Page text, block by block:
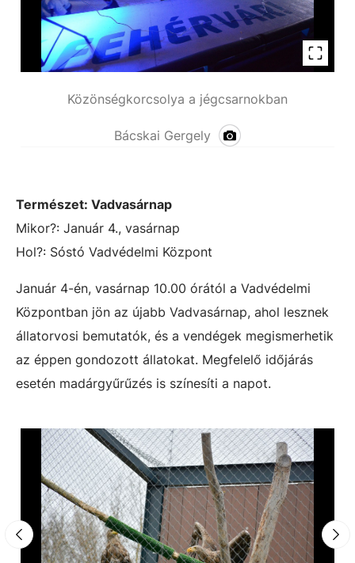
Közönségkorcsolya a jégcsarnokban
Bácskai Gergely
Természet: Vadvasárnap
Mikor?: Január 4., vasárnap
Hol?: Sóstó Vadvédelmi Központ
Január 4-én, vasárnap 10.00 órától a Vadvédelmi
Központban jön az újabb Vadvasárnap, ahol lesznek
állatorvosi bemutatók, és a vendégek megismerhetik
az éppen gondozott állatokat. Megfelelő időjárás
esetén madárgyűrűzés is színesíti a napot.